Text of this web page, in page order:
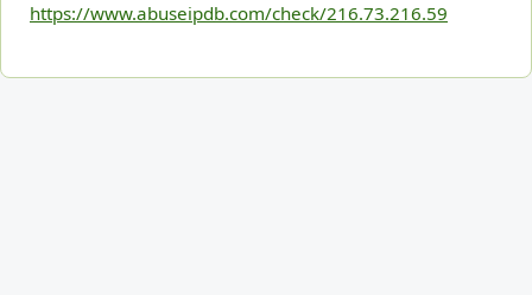
https://www.abuseipdb.com/check/216.73.216.59